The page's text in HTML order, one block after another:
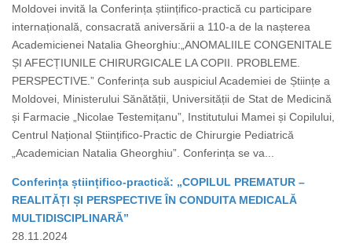
Moldovei invită la Conferința științifico-practică cu participare
internațională, consacrată aniversării a 110-a de la nașterea
Academicienei Natalia Gheorghiu:„ANOMALIILE CONGENITALE
ȘI AFECȚIUNILE CHIRURGICALE LA COPII. PROBLEME.
PERSPECTIVE.” Conferința sub auspiciul Academiei de Științe a
Moldovei, Ministerului Sănătății, Universității de Stat de Medicină
și Farmacie „Nicolae Testemițanu”, Institutului Mamei și Copilului,
Centrul Național Științifico-Practic de Chirurgie Pediatrică
„Academician Natalia Gheorghiu”. Conferința se va...
Conferința științifico-practică: „COPILUL PREMATUR –
REALITĂȚI ȘI PERSPECTIVE ÎN CONDUITA MEDICALĂ
MULTIDISCIPLINARĂ”
28.11.2024